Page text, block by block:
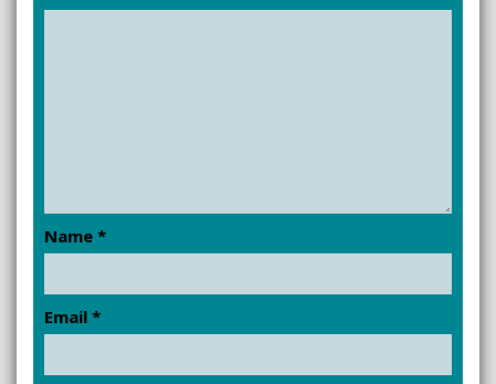
Name *
Email *